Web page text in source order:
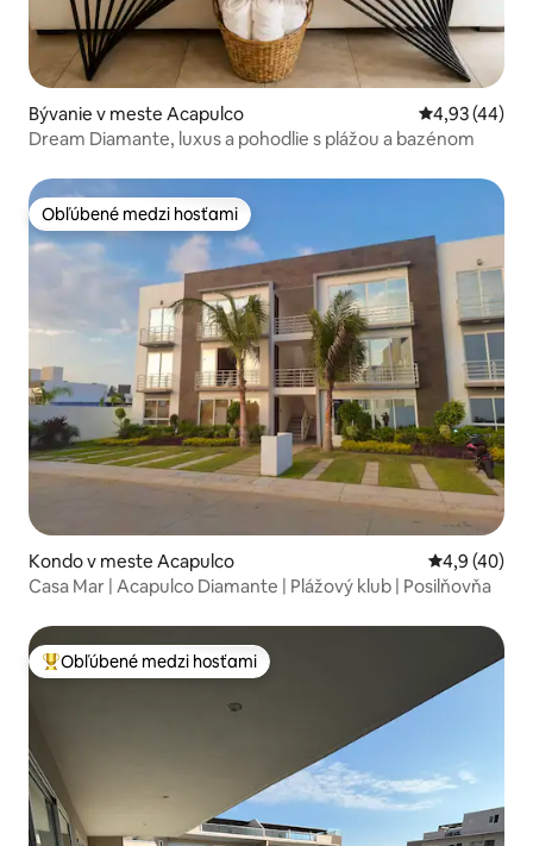
Bývanie v meste Acapulco Priemerné
4,93 (44)
Dream Diamante, luxus a pohodlie s plážou a bazénom
Obľúbené medzi hosťami
Obľúbené medzi hosťami
Kondo v meste Acapulco Priemerné
4,9 (40)
Casa Mar | Acapulco Diamante | Plážový klub | Posilňovňa
Najobľúbenejšie medzi hosťami
Obľúbené medzi hosťami